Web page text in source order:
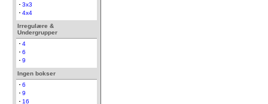
3x3
4x4
Irregulære &
Undergrupper
4
6
9
Ingen bokser
6
9
16